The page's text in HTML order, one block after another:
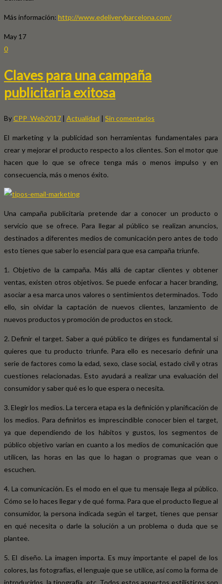
Más información: http://www.edeliverybarcelona.com/
May 17
0
Claves para una campaña
publicitaria exitosa
ByCPP_Web2017 | Actualidad | Sin comentarios
El marketing y la publicidad son herramientas fundamentales para
crear y mejorar el producto respecto a los clientes. Son el motor que
hacen que lo que se ofrece tenga más o menos impulso y en
consecuencia, más o menos éxito.
Una campaña publicitaria pretende dar a conocer un producto o
servicio que se ofrece. Para llegar al público se realizan anuncios,
destinados a diferentes medios de comunicación pero antes de todo
esto tienes que saber lo esencial para que esa campaña triunfe.
1. Objetivo de la campaña. Más allá de captar clientes y obtener
ventas, existen otros objetivos. Se puede enfocar a hacer branding,
asociar a esa marca unos valores o sentimientos determinados. Todo
ello, sin olvidar la captación de nuevos clientes, lanzamiento de
nuevos productos y promoción de productos en stock.
2. Definir el target. Saber a qué público te diriges es fundamental si
quieres que tu producto triunfe. Para ello es necesario definir una
serie de factores como la edad, sexo, clase social, estado civil y otras
cuestiones relacionadas. Esto ayudará a realizar una evaluación del
consumidor y saber qué es lo que espera o necesita.
3. Elegir los medios. La tercera etapa es la definición y planificación de
los medios. Para definirlos es imprescindible conocer bien el target,
ya que dependiendo de los hábitos y gustos, los segmentos de
público objetivo varían en cuanto a los medios de comunicación que
utilicen, las horas en las que lo hagan o programas que vean o
escuchen.
4. La comunicación. Es el modo en el que tu mensaje llega al público.
Cómo se lo haces llegar y de qué forma. Para que el producto llegue al
consumidor, la persona indicada según el target, tienes que pensar
en qué necesita o darle la solución a un problema o duda que se
plantee.
5. El diseño. La imagen importa. Es muy importante el papel de los
colores, las fotografías, el lenguaje que se utilice, así como la forma de